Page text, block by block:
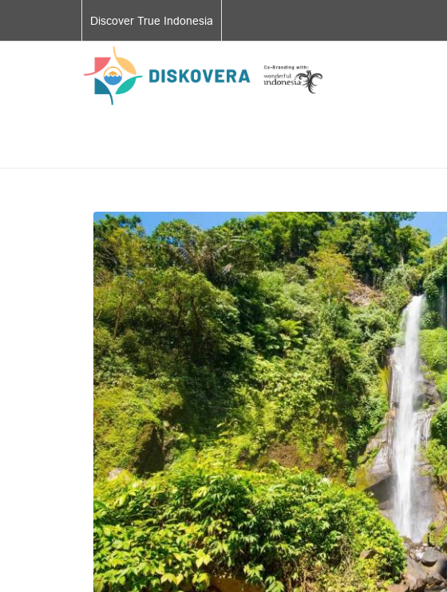
Discover True Indonesia